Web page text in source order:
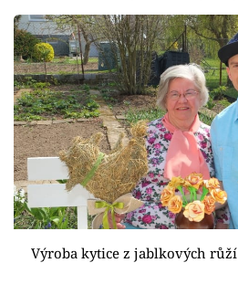
Výroba kytice z jablkových růží